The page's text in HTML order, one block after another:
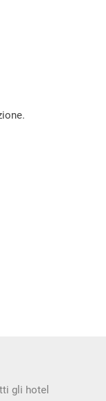
gli hotel